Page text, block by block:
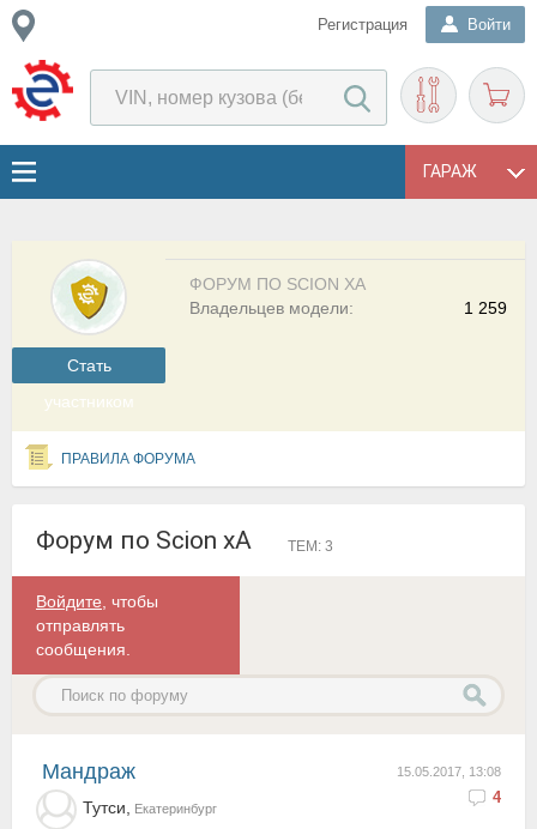
Регистрация Войти
ГАРАЖ
Cтать
участником
ФОРУМ ПО SCION XA
1 259
Владельцев модели:
ПРАВИЛА ФОРУМА
Форум по Scion xA ТЕМ: 3
Войдите , чтобы
отправлять
сообщения.
15.05.2017, 13:08
4
мандраж
Тутси, Екатеринбург